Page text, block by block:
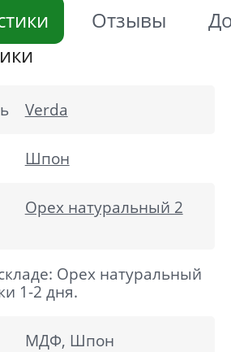
Отзывы
Verda
Шпон
Орех натуральный 2
Орех натуральный
1-2 дня.
МДФ, Шпон